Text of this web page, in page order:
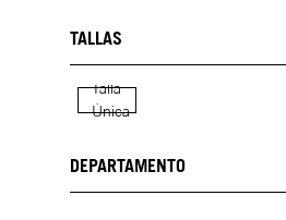
TALLAS
Talla
Única
DEPARTAMENTO